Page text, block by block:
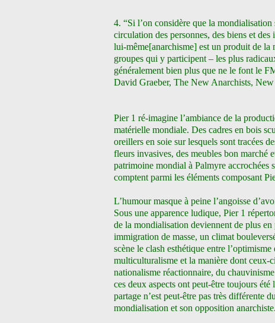
4. “Si l’on considère que la
circulation des personnes, des biens et
lui-même[anarchisme] est un produit de la
groupes qui y participent – les plus
généralement bien plus que ne le font le
David Graeber, The New Anarchists,
Pier 1 ré-imagine l’ambiance de la
matérielle mondiale. Des cadres en bois
oreillers en soie sur lesquels sont tracées
fleurs invasives, des meubles bon marché
patrimoine mondial à Palmyre accrochées
comptent parmi les éléments composant
L’humour masque à peine l’angoisse
Sous une apparence ludique, Pier 1
de la mondialisation deviennent de plus
immigration de masse, un climat
scène le clash esthétique entre
multiculturalisme et la manière dont ceux-
nationalisme réactionnaire, du
ces deux aspects ont peut-être toujours
partage n’est peut-être pas très différente
mondialisation et son opposition anarchiste.